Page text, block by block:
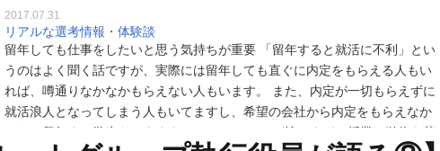
2017.07.31
リアルな選考情報・体験談
留年しても仕事をしたいと思う気持ちが重要 「留年すると就活に不利」とい
うのはよく聞く話ですが、実際には留年しても直ぐに内定をもらえる人もい
れば、噂通りなかなかもらえない人もいます。 また、内定が一切もらえずに
就活浪人となってしまう人もいてますし、希望の会社から内定をもらえなか
ったと留年する学生もいますよね。 アルバイトが忙しすぎて授業の単位を落